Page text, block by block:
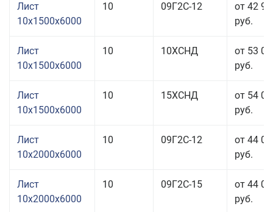
Лист
10x1500x6000
10 09Г2С-12
от 42
руб.
Лист
10x1500x6000
10 10ХСНД
от 53
руб.
Лист
10x1500x6000
10 15ХСНД
от 54
руб.
Лист
10x2000x6000
10 09Г2С-12
от 44
руб.
Лист
10x2000x6000
10 09Г2С-15
от 44
руб.